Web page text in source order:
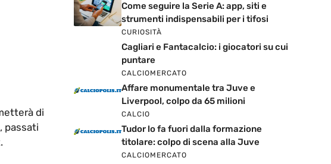
di
passati
Come seguire la Serie A: app, siti e
strumenti indispensabili per i tifosi
CURIOSITÀ
Cagliari e Fantacalcio: i giocatori su cui
puntare
CALCIOMERCATO
Affare monumentale tra Juve e
Liverpool, colpo da 65 milioni
CALCIO
Tudor lo fa fuori dalla formazione
titolare: colpo di scena alla Juve
CALCIOMERCATO